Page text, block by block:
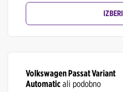
IZBERI
Volkswagen Passat Variant
Automaticali podobno